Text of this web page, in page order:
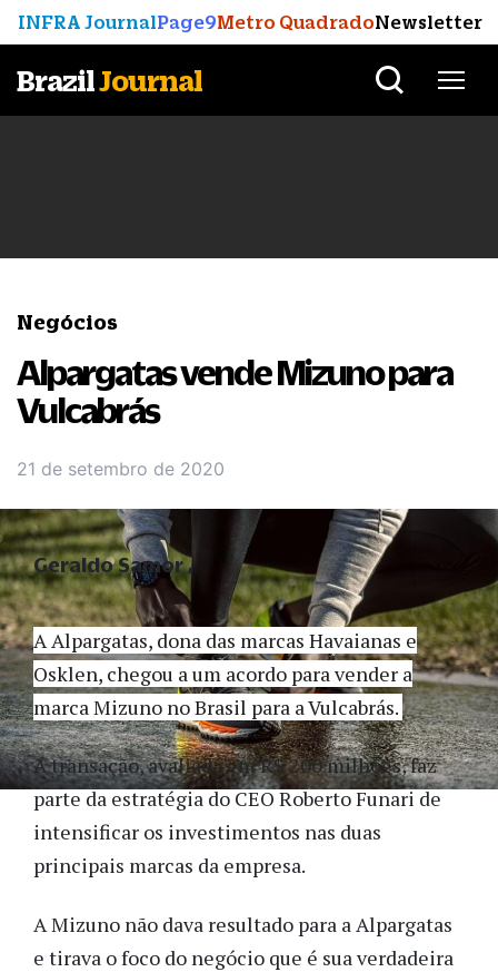
INFRA JournalPage9Metro QuadradoNewsletter
BrazilJournal
Negócios
Alpargatas vende Mizuno para
Vulcabrás
21 de setembro de 2020
A Alpargatas, dona das marcas Havaianas e
Osklen, chegou a um acordo para vender a
marca Mizuno no Brasil para a Vulcabrás.
A transação, avaliada em R$ 200 milhões, faz
parte da estratégia do CEO Roberto Funari de
intensificar os investimentos nas duas
principais marcas da empresa.
A Mizuno não dava resultado para a Alpargatas
e tirava o foco do negócio que é sua verdadeira
Geraldo Samor